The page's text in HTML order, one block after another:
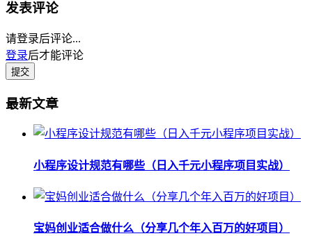
发表评论
请登录后评论...
登录后才能评论
提交
最新文章
小程序设计规范有哪些（日入千元小程序项目实战）
宝妈创业适合做什么（分享几个年入百万的好项目）